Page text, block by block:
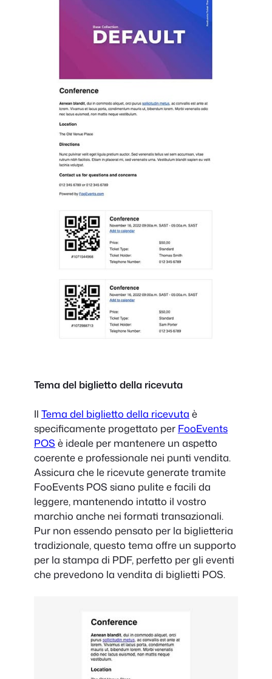
Tema del biglietto della ricevuta
Il Tema del biglietto della ricevuta è
specificamente progettato per FooEvents
POS è ideale per mantenere un aspetto
coerente e professionale nei punti vendita.
Assicura che le ricevute generate tramite
FooEvents POS siano pulite e facili da
leggere, mantenendo intatto il vostro
marchio anche nei formati transazionali.
Pur non essendo pensato per la biglietteria
tradizionale, questo tema offre un supporto
per la stampa di PDF, perfetto per gli eventi
che prevedono la vendita di biglietti POS.